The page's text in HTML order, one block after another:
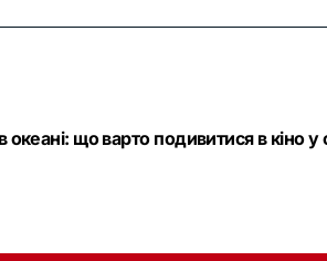
океані: що варто подивитися в кіно у